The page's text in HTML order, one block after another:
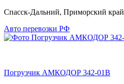
Спасск-Дальний, Приморский край
Авто перевозки РФ
Погрузчик АМКОДОР 342-01В